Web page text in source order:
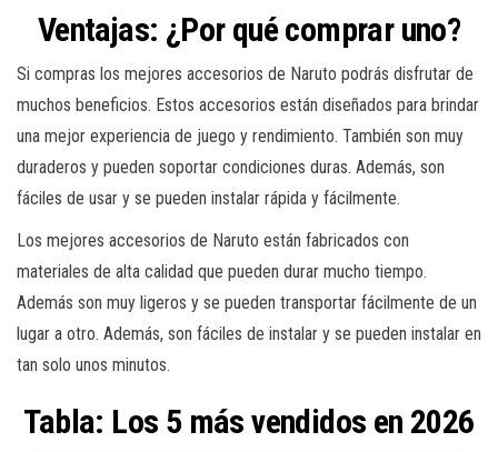
Ventajas: ¿Por qué comprar uno?
Si compras los mejores accesorios de Naruto podrás disfrutar de
muchos beneficios. Estos accesorios están diseñados para brindar
una mejor experiencia de juego y rendimiento. También son muy
duraderos y pueden soportar condiciones duras. Además, son
fáciles de usar y se pueden instalar rápida y fácilmente.
Los mejores accesorios de Naruto están fabricados con
materiales de alta calidad que pueden durar mucho tiempo.
Además son muy ligeros y se pueden transportar fácilmente de un
lugar a otro. Además, son fáciles de instalar y se pueden instalar en
tan solo unos minutos.
Tabla: Los 5 más vendidos en 2026